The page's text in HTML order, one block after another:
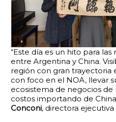
“Este día es un hito para
entre Argentina y China.
región con gran trayectoria
con foco en el NOA, llevar
ecosistema de negocios de
costos importando de
Conconi, directora ejecutiva